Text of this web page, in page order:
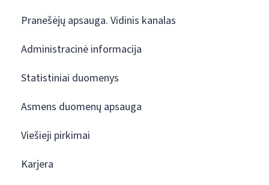
Pranešėjų apsauga. Vidinis kanalas
Administracinė informacija
Statistiniai duomenys
Asmens duomenų apsauga
Viešieji pirkimai
Karjera